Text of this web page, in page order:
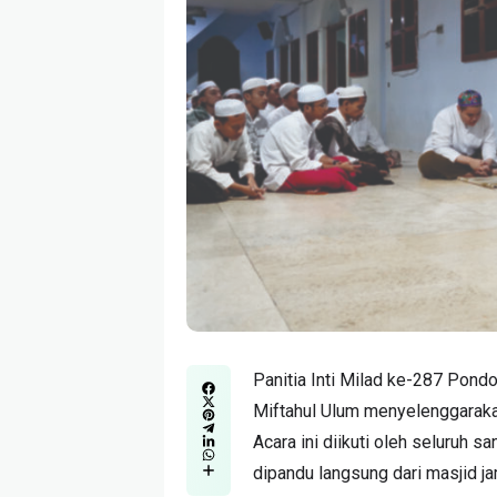
Panitia Inti Milad ke-287
Miftahul Ulum
Acara ini diikuti oleh seluruh
dipandu langsung dari masjid